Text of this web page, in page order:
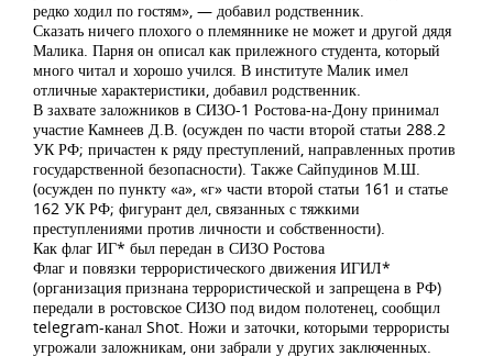
редко ходил по гостям», — добавил родственник.
Сказать ничего плохого о племяннике не может и другой дядя
Малика. Парня он описал как прилежного студента, который
много читал и хорошо учился. В институте Малик имел
отличные характеристики, добавил родственник.
В захвате заложников в СИЗО-1 Ростова-на-Дону принимал
участие Камнеев Д.В. (осужден по части второй статьи 288.2
УК РФ; причастен к ряду преступлений, направленных против
государственной безопасности). Также Сайпудинов М.Ш.
(осужден по пункту «а», «г» части второй статьи 161 и статье
162 УК РФ; фигурант дел, связанных с тяжкими
преступлениями против личности и собственности).
Как флаг ИГ* был передан в СИЗО Ростова
Флаг и повязки террористического движения ИГИЛ*
(организация признана террористической и запрещена в РФ)
передали в ростовское СИЗО под видом полотенец, сообщил
telegram-канал Shot. Ножи и заточки, которыми террористы
угрожали заложникам, они забрали у других заключенных.